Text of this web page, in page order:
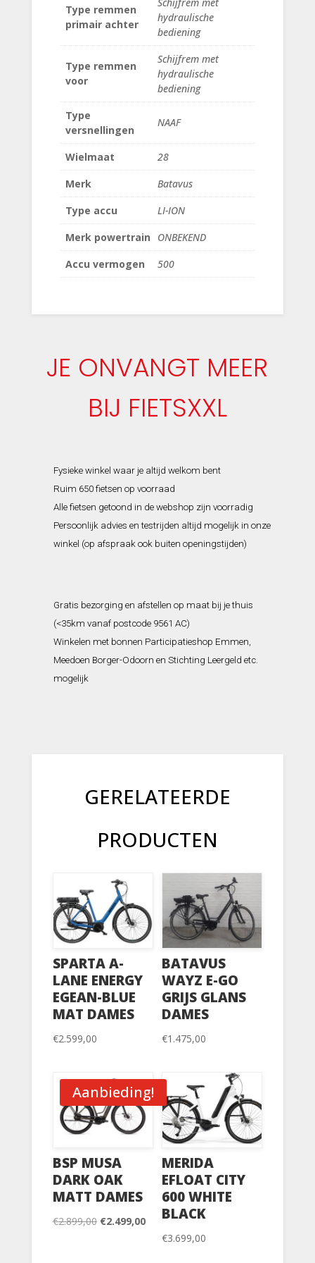
Type remmen
primair achter
hydraulische
bediening
Type remmen
voor
Schijfrem met
hydraulische
bediening
Type
versnellingen
NAAF
Wielmaat
28
Merk
Batavus
Type accu
LI-ION
Merk powertrain
ONBEKEND
Accu vermogen
500
JE ONVANGT MEER
BIJ FIETSXXL
Fysieke winkel waar je altijd welkom bent
Ruim 650 fietsen op voorraad
Alle fietsen getoond in de webshop zijn voorradig
Persoonlijk advies en testrijden altijd mogelijk in onze
winkel (op afspraak ook buiten openingstijden)
Gratis bezorging en afstellen op maat bij je thuis
(<35km vanaf postcode 9561 AC)
Winkelen met bonnen Participatieshop Emmen,
Meedoen Borger-Odoorn en Stichting Leergeld etc.
mogelijk
GERELATEERDE
PRODUCTEN
SPARTA A-
LANE ENERGY
EGEAN-BLUE
MAT DAMES
€2.599,00
BATAVUS
WAYZ E-GO
GRIJS GLANS
DAMES
€1.475,00
Aanbieding!
BSP MUSA
DARK OAK
MATT DAMES
€2.899,00 Oorspronkelijke
€2.499,00Huidige
prijs
MERIDA
EFLOAT CITY
600 WHITE
BLACK
€3.699,00